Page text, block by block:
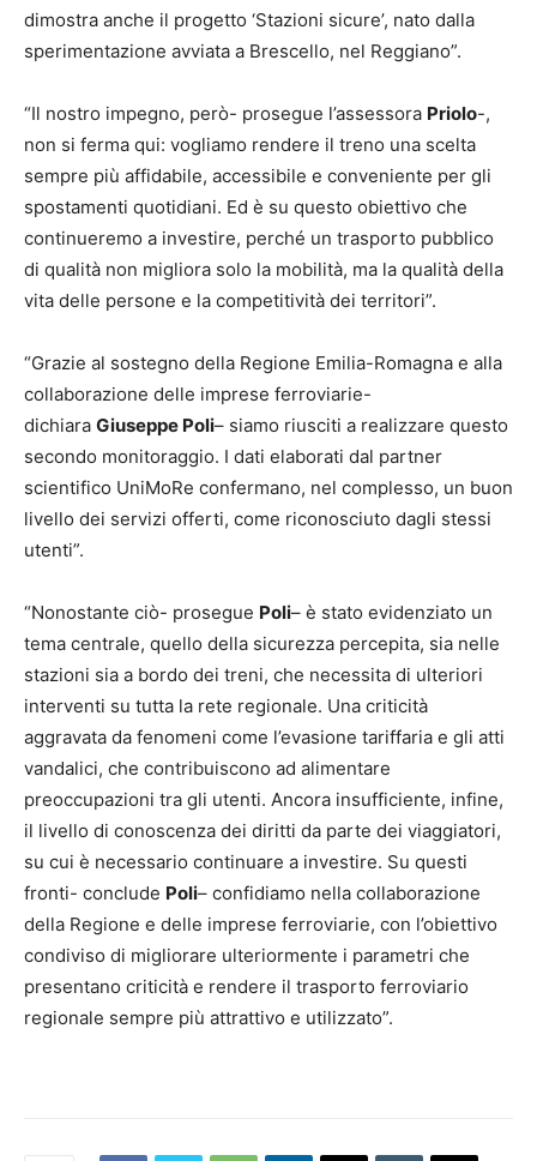
dimostra anche il progetto ‘Stazioni sicure’, nato dalla
sperimentazione avviata a Brescello, nel Reggiano”.
“Il nostro impegno, però- prosegue l’assessora Priolo-,
non si ferma qui: vogliamo rendere il treno una scelta
sempre più affidabile, accessibile e conveniente per gli
spostamenti quotidiani. Ed è su questo obiettivo che
continueremo a investire, perché un trasporto pubblico
di qualità non migliora solo la mobilità, ma la qualità della
vita delle persone e la competitività dei territori”.
“Grazie al sostegno della Regione Emilia-Romagna e alla
collaborazione delle imprese ferroviarie-
dichiara Giuseppe Poli– siamo riusciti a realizzare questo
secondo monitoraggio. I dati elaborati dal partner
scientifico UniMoRe confermano, nel complesso, un buon
livello dei servizi offerti, come riconosciuto dagli stessi
utenti”.
“Nonostante ciò- prosegue Poli– è stato evidenziato un
tema centrale, quello della sicurezza percepita, sia nelle
stazioni sia a bordo dei treni, che necessita di ulteriori
interventi su tutta la rete regionale. Una criticità
aggravata da fenomeni come l’evasione tariffaria e gli atti
vandalici, che contribuiscono ad alimentare
preoccupazioni tra gli utenti. Ancora insufficiente, infine,
il livello di conoscenza dei diritti da parte dei viaggiatori,
su cui è necessario continuare a investire. Su questi
fronti- conclude Poli– confidiamo nella collaborazione
della Regione e delle imprese ferroviarie, con l’obiettivo
condiviso di migliorare ulteriormente i parametri che
presentano criticità e rendere il trasporto ferroviario
regionale sempre più attrattivo e utilizzato”.